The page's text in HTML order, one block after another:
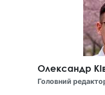
Олександр
Головний